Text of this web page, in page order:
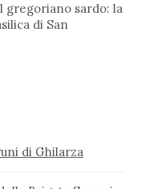
gregoriano sardo: la
di San
di Ghilarza